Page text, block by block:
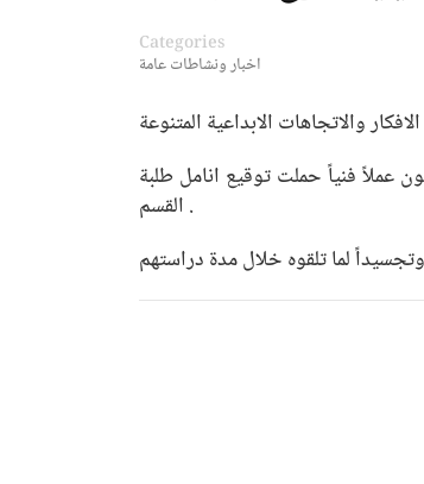
Categories
اخبار ونشاطات عامة
عملاً فنياً حملت توقيع انامل طلبة
القسم .